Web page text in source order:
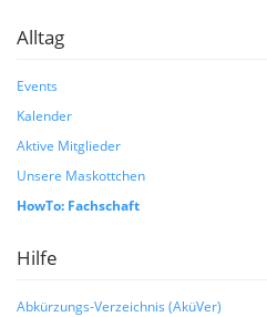
Alltag
Events
Kalender
Aktive Mitglieder
Unsere Maskottchen
HowTo: Fachschaft
Hilfe
Abkürzungs-Verzeichnis (AküVer)